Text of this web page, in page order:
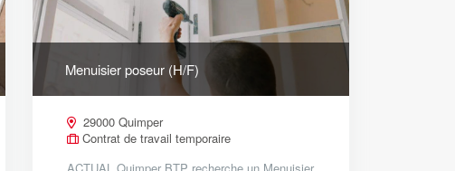
Menuisier poseur (H/F)
29000 Quimper
Contrat de travail temporaire